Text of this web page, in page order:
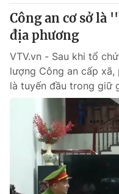
VTV9
Liên hệ tòa soạn
THỜI BÁO VTV
Theo dõi báo trên
Công an cơ sở là
địa phương
VTV.vn - Sau khi tổ
lượng Công an cấp
là tuyến đầu trong giữ